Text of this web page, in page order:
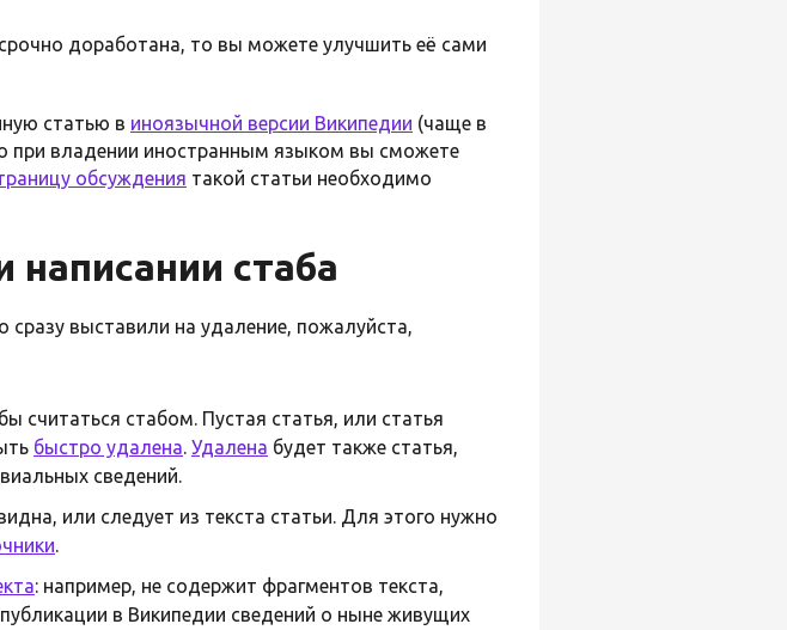
доработана, то вы можете улучшить её сами
статью в иноязычной версии Википедии (чаще в
при владении иностранным языком вы сможете
обсуждения такой статьи необходимо
стаба
сразу выставили на удаление, пожалуйста,
считаться стабом. Пустая статья, или статья
быстро удалена. Удалена будет также статья,
сведений.
или следует из текста статьи. Для этого нужно
.
: например, не содержит фрагментов текста,
в Википедии сведений о ныне живущих